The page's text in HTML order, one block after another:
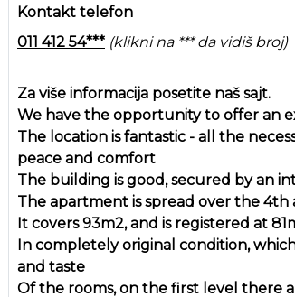
Kontakt telefon
011 412 54*** (klikni na *** da vidiš broj)
Za više informacija posetite naš sajt.
We have the opportunity to offer an
The location is fantastic - all the
peace and comfort
The building is good, secured by an
The apartment is spread over the
It covers 93m2, and is registered at
In completely original condition,
and taste
Of the rooms, on the first level there